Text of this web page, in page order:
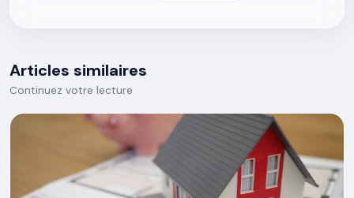
Articles similaires
Continuez votre lecture